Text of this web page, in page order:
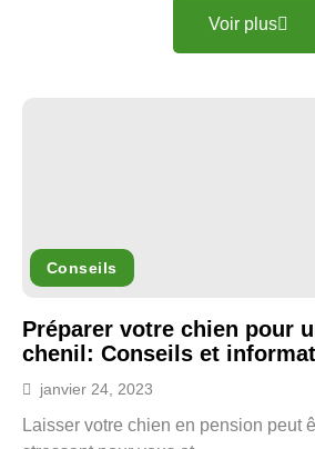
Voir plus
Conseils
Préparer votre chien pour
chenil: Conseils et
janvier 24, 2023
Laisser votre chien en pension peut